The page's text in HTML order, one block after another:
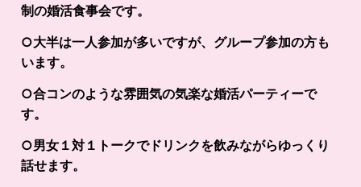
制の婚活食事会です。
○大半は一人参加が多いですが、グループ参加の方も
います。
○合コンのような雰囲気の気楽な婚活パーティーで
す。
○男女１対１トークでドリンクを飲みながらゆっくり
話せます。